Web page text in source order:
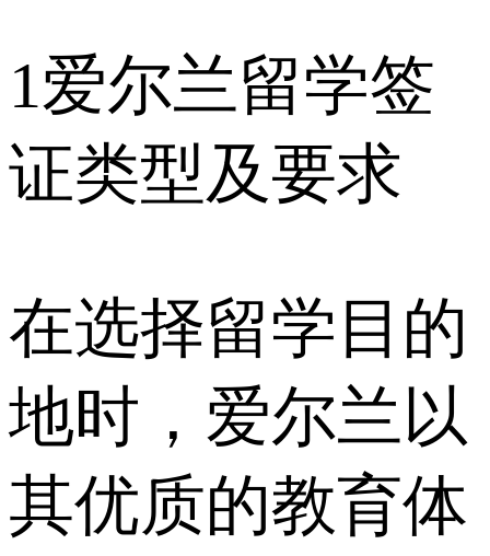
1爱尔兰留学签
证类型及要求
在选择留学目的
地时，爱尔兰以
其优质的教育体